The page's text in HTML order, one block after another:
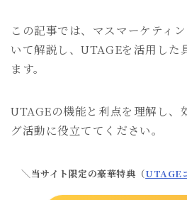
この記事では、マスマーケティ
いて解説し、UTAGEを活用した
ます。
UTAGEの機能と利点を理解し、
グ活動に役立ててください。
＼当サイト限定の豪華特典（UTAGE